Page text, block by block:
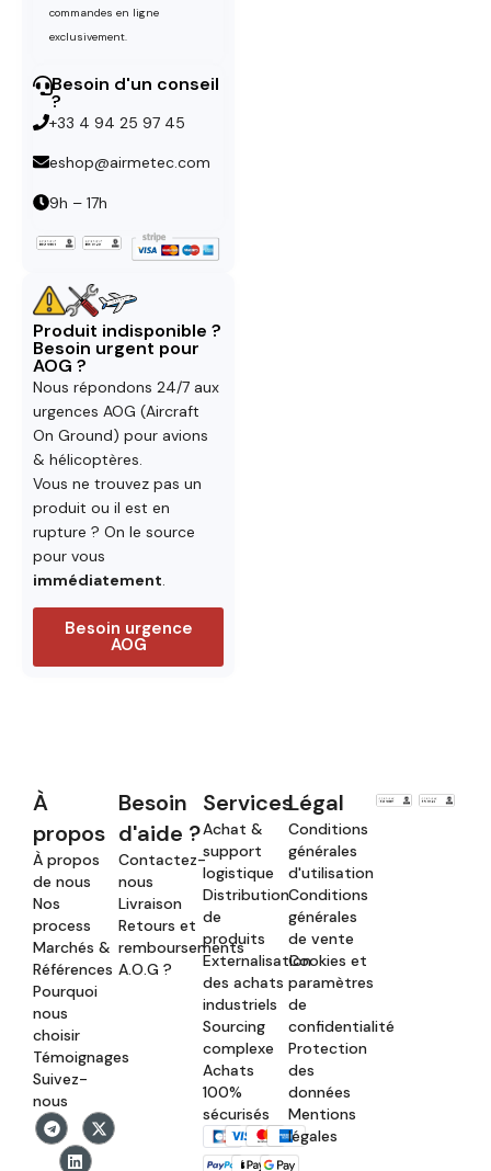
commandes en ligne
exclusivement.
Besoin d'un conseil
?
+33 4 94 25 97 45
eshop@airmetec.com
9h – 17h
Produit indisponible ?
Besoin urgent pour
AOG ?
Nous répondons 24/7 aux
urgences AOG (Aircraft
On Ground) pour avions
& hélicoptères.
Vous ne trouvez pas un
produit ou il est en
rupture ? On le source
pour vous
immédiatement.
Besoin urgence
AOG
À
propos
À propos
de nous
Nos
process
Marchés &
Références
Pourquoi
nous
choisir
Témoignages
Suivez-
nous
Besoin
d'aide ?
Contactez-
nous
Livraison
Retours et
remboursements
A.O.G ?
Services
Achat &
support
logistique
Distribution
de
produits
Externalisation
des achats
industriels
Sourcing
complexe
Achats
100%
sécurisés
Légal
Conditions
générales
d'utilisation
Conditions
générales
de vente
Cookies et
paramètres
de
confidentialité
Protection
des
données
Mentions
légales